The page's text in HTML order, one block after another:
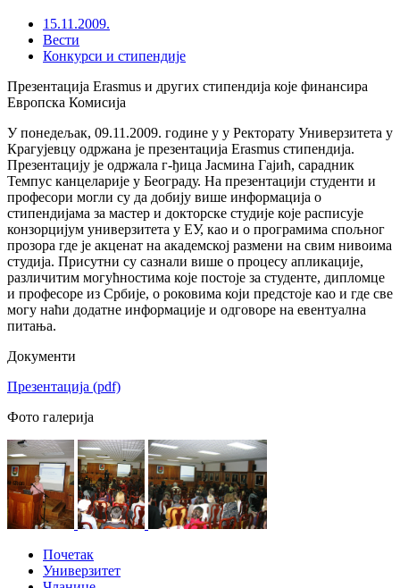
15.11.2009.
Вести
Конкурси и стипендије
Презентација Erasmus и других стипендија које финансира
Европска Комисија
У понедељак, 09.11.2009. године у у Ректорату Универзитета у
Крагујевцу одржана је презентација Erasmus стипендија.
Презентацију је одржала г-ђица Јасмина Гајић, сарадник
Темпус канцеларије у Београду. На презентацији студенти и
професори могли су да добију више информација о
стипендијама за мастер и докторске студије које расписује
конзорцијум универзитета у ЕУ, као и о програмима спољног
прозора где је акценат на академској размени на свим нивоима
студија. Присутни су сазнали више о процесу апликације,
различитим могућностима које постоје за студенте, дипломце
и професоре из Србије, о роковима који предстоје као и где све
могу наћи додатне информације и одговоре на евентуална
питања.
Документи
Презентација (pdf)
Фото галерија
Почетак
Универзитет